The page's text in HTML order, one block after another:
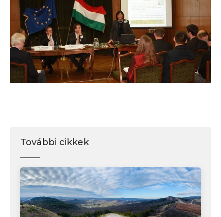
További cikkek